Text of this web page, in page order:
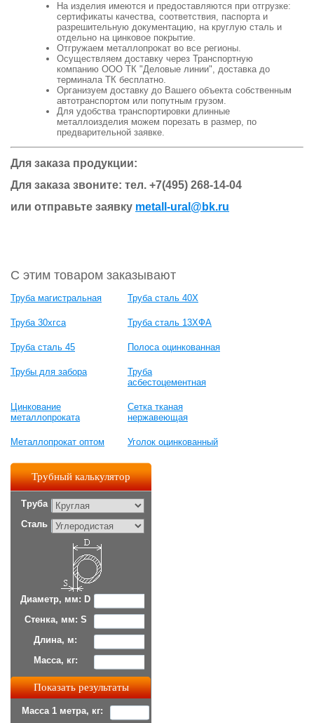
На изделия имеются и предоставляются при отгрузке:
сертификаты качества, соответствия, паспорта и
разрешительную документацию, на круглую сталь и
отдельно на цинковое покрытие.
Отгружаем металлопрокат во все регионы.
Осуществляем доставку через Транспортную
компанию ООО ТК "Деловые линии", доставка до
терминала ТК бесплатно.
Организуем доставку до Вашего объекта собственным
автотранспортом или попутным грузом.
Для удобства транспортировки длинные
металлоизделия можем порезать в размер, по
предварительной заявке.
Для заказа продукции:
Для заказа звоните: тел. +7(495) 268-14-04
или отправьте заявку metall-ural@bk.ru
С этим товаром заказывают
Труба магистральная Труба сталь 40Х
Труба 30хгса Труба сталь 13ХФА
Труба сталь 45 Полоса оцинкованная
Трубы для забора
Труба
асбестоцементная
Цинкование
металлопроката
Сетка тканая
нержавеющая
Металлопрокат оптом Уголок оцинкованный
Трубный калькулятор
Труба
Сталь
Диаметр, мм: D
Стенка, мм: S
Длина, м:
Масса, кг:
Масса 1 метра, кг: